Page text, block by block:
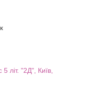
літ. "2Д", Київ,